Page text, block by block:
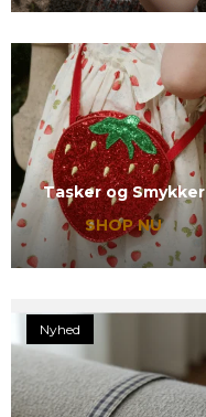
Tasker og Smykker
SHOP NU
Nyhed